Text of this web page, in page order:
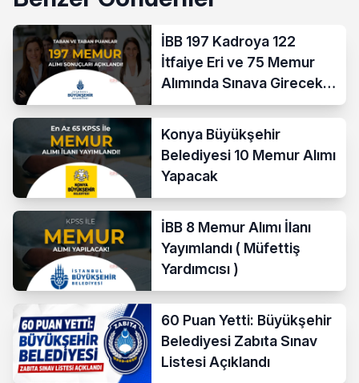
İBB 197 Kadroya 122
İtfaiye Eri ve 75 Memur
Alımında Sınava Girecek
712 Aday Belli Oldu
Konya Büyükşehir
Belediyesi 10 Memur Alımı
Yapacak
İBB 8 Memur Alımı İlanı
Yayımlandı ( Müfettiş
Yardımcısı )
60 Puan Yetti: Büyükşehir
Belediyesi Zabıta Sınav
Listesi Açıklandı